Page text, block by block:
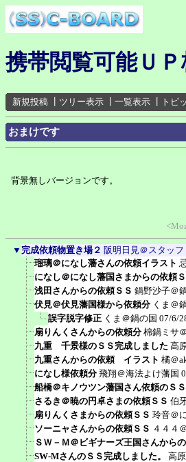
携帯閲覧可能ＵＰ
新規投稿 ツリー表示 一覧表示 トピ
おまけです
背景無しバージョンです。
▼ 完成依頼物置き場２ 阪明日見＠スタッフ
瑠璃＠になし藩さんの依頼イラスト
になし＠になし藩国さまからの依頼
浅田さんからの依頼ＳＳ 鍋野沙子＠
伏見＠伏見藩国様から依頼分 くま＠
誤字脱字修正 くま＠鍋の国 07/6/
扇りんくさんからの依頼分 棉鍋ミサ
九重 千景様のＳＳ完成しました 高
九重さんからの依頼 イラスト 橘＠
になし様依頼分 飛翔＠海法よけ藩国
船橋＠キノウツン藩国さん依頼のＳＳ
さるき＠暁の円卓さまの依頼ＳＳ 伯
扇りんくさまからの依頼ＳＳ 玲音＠
ソーニャさんからの依頼ＳＳ ４４４
ＳＷ－Ｍ＠ビギナーズ王国さんから
SW-MさんのＳＳ完成しました。
高